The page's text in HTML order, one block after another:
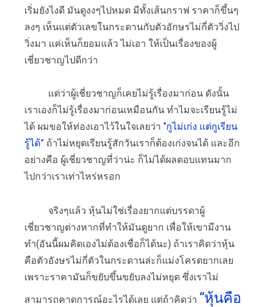
เริ่มยังไงดี มันดูงงๆไปหมด มีทั้งเส้นกราฟ ราคาก็ขึ้นๆ
ลงๆ เห็นแต่ตัวเลขในกระดานกับตัวอักษรไม่กี่ตัววิ่งไป
วิ่งมา แค่เห็นก็ยอมแล้ว ไม่เอา ให้เป็นเรื่องของผู้
เชี่ยวชาญไปดีกว่า
แต่ว่าผู้เชี่ยวชาญก็เคยไม่รู้เรื่องมาก่อน ดังนั้น
เราเองก็ไม่รู้เรื่องมาก่อนเหมือนกัน ทำไมจะเรียนรู้ไม่
ได้ ผมขอให้ท่องเอาไว้ในใจเลยว่า “กูไม่เก่ง แต่กูเรียน
รู้ได้”ถ้าไม่หยุดเรียนรู้สักวันเราก็ต้องเก่งจนได้ และอีก
อย่างคือ ผู้เชี่ยวชาญที่ว่าน่ะ ก็ไม่ได้ผลตอบแทนมาก
ไปกว่าเราเท่าไหร่หรอก
จริงๆแล้ว หุ้นไม่ใช่เรื่องยากแต่บรรดาผู้
เชี่ยวชาญต่างหากที่ทำให้มันดูยาก เพื่อให้เขามีงาน
ทำ(อันนี้ผมคิดเองไม่ต้องเชื่อก็ได้นะ) ถ้าเราคิดว่าหุ้น
คือตัวอังษรไม่กี่ตัวในกระดานล่ะก็แม่งโครตยากเลย
เพราะราคามันก็ขยับขึ้นขยับลงไม่หยุด ซึ่งเราไม่
สามารถคาดการณ์อะไรได้เลย แต่ถ้าคิดว่า “หุ้นคือ